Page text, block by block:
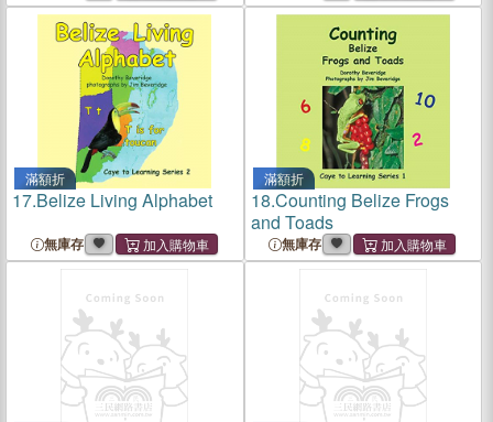
滿額折
17.Belize Living Alphabet
無庫存
滿額折
18.Counting Belize Frogs
and Toads
無庫存